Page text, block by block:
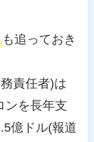
も追っておき
責任者)は
ンを長年支
億ドル(報道